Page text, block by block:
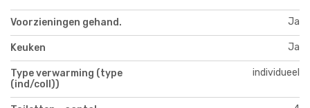
Voorzieningen gehand. Ja
Keuken Ja
Type verwarming (type
(ind/coll))
individueel